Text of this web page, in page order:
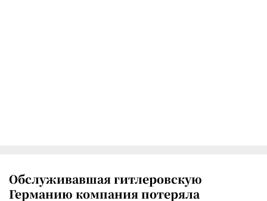
Обслуживавшая гитлеровскую
Германию компания потеряла